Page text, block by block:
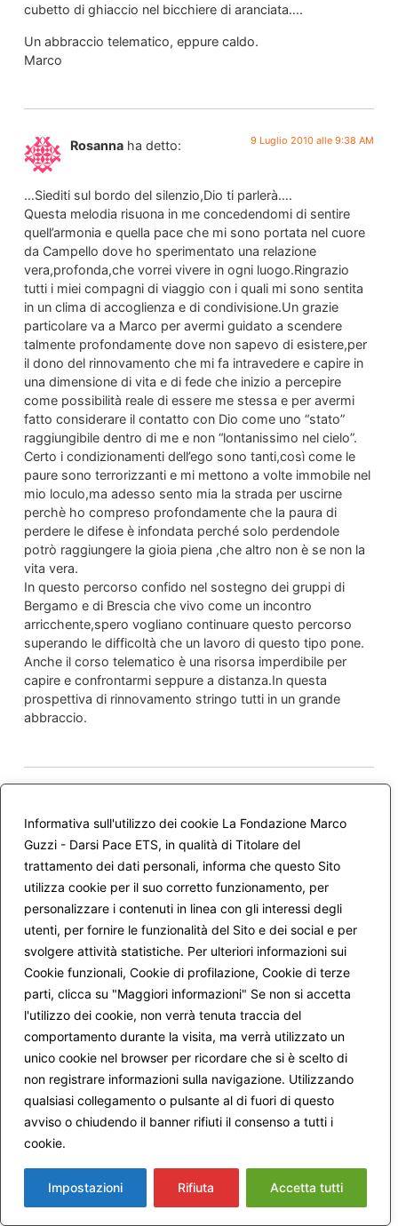
Informativa sull'utilizzo dei cookie La Fondazione Marco
Guzzi - Darsi Pace ETS, in qualità di Titolare del
trattamento dei dati personali, informa che questo Sito
utilizza cookie per il suo corretto funzionamento, per
personalizzare i contenuti in linea con gli interessi degli
utenti, per fornire le funzionalità del Sito e dei social e per
svolgere attività statistiche. Per ulteriori informazioni sui
Cookie funzionali, Cookie di profilazione, Cookie di terze
parti, clicca su "Maggiori informazioni" Se non si accetta
l'utilizzo dei cookie, non verrà tenuta traccia del
comportamento durante la visita, ma verrà utilizzato un
unico cookie nel browser per ricordare che si è scelto di
non registrare informazioni sulla navigazione. Utilizzando
qualsiasi collegamento o pulsante al di fuori di questo
avviso o chiudendo il banner rifiuti il consenso a tutti i
cookie.
Impostazioni Rifiuta Accetta tutti
cubetto di ghiaccio nel bicchiere di aranciata….
Un abbraccio telematico, eppure caldo.
Marco
Rosanna ha detto: 9 Luglio 2010 alle 9:38 AM
…Siediti sul bordo del silenzio,Dio ti parlerà….
Questa melodia risuona in me concedendomi di sentire
quell’armonia e quella pace che mi sono portata nel cuore
da Campello dove ho sperimentato una relazione
vera,profonda,che vorrei vivere in ogni luogo.Ringrazio
tutti i miei compagni di viaggio con i quali mi sono sentita
in un clima di accoglienza e di condivisione.Un grazie
particolare va a Marco per avermi guidato a scendere
talmente profondamente dove non sapevo di esistere,per
il dono del rinnovamento che mi fa intravedere e capire in
una dimensione di vita e di fede che inizio a percepire
come possibilità reale di essere me stessa e per avermi
fatto considerare il contatto con Dio come uno “stato”
raggiungibile dentro di me e non “lontanissimo nel cielo”.
Certo i condizionamenti dell’ego sono tanti,così come le
paure sono terrorizzanti e mi mettono a volte immobile nel
mio loculo,ma adesso sento mia la strada per uscirne
perchè ho compreso profondamente che la paura di
perdere le difese è infondata perché solo perdendole
potrò raggiungere la gioia piena ,che altro non è se non la
vita vera.
In questo percorso confido nel sostegno dei gruppi di
Bergamo e di Brescia che vivo come un incontro
arricchente,spero vogliano continuare questo percorso
superando le difficoltà che un lavoro di questo tipo pone.
Anche il corso telematico è una risorsa imperdibile per
capire e confrontarmi seppure a distanza.In questa
prospettiva di rinnovamento stringo tutti in un grande
abbraccio.
Carissima Rosanna, è bello sentirti anche nel blog, grazie!
Mi colpisce quando dici la profondità di discesa dentro te
stessa, dove non sapevi di esistere e dove è possibile il
contatto con Dio.
Il lavoro di autoconoscimento e la meditazione mi hanno
aiutato a modificare idee sbagliate su di me, sugli altri, sul
mondo e anche su Dio. Il Dio che sento ora è un Dio-
Relazione, un Dio che mi fa, che si lascia fare da ogni
uomo e che si fa nella Storia. Per dirla con le parole di
Rosella “IO SONO TU CHE MI FAI”.
Penso che questi cambiamenti abbiano lasciato risuonare
in me la meditazione di padre Antonio, molto più rispetto
agli anni precedenti
ente in sé, una realtà che si nutre del pensiero e delle
emozioni delle persone che entrano in essa e che la nuova
identità dell’io che sta emergendo è relazionale. Vale a dire:
io non posso realizzarmi, salvarmi da sola, posso operare